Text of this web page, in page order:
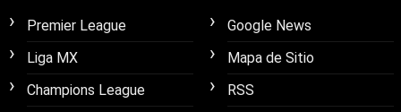
Premier League
Liga MX
Champions League
Google News
Mapa de Sitio
RSS